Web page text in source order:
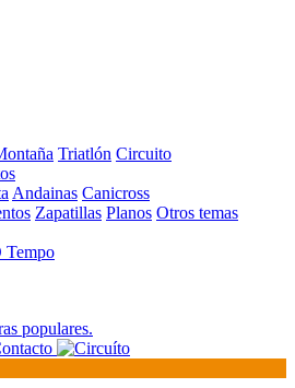
Triatlón Circuito
Andainas Canicross
Zapatillas Planos Otros temas
Tempo